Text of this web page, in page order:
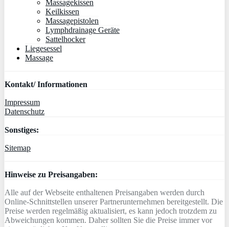
Massagekissen
Keilkissen
Massagepistolen
Lymphdrainage Geräte
Sattelhocker
Liegesessel
Massage
Kontakt/ Informationen
Impressum
Datenschutz
Sonstiges:
Sitemap
Hinweise zu Preisangaben:
Alle auf der Webseite enthaltenen Preisangaben werden durch
Online-Schnittstellen unserer Partnerunternehmen bereitgestellt. Die
Preise werden regelmäßig aktualisiert, es kann jedoch trotzdem zu
Abweichungen kommen. Daher sollten Sie die Preise immer vor